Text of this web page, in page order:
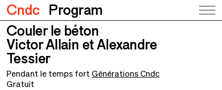
Cndc Program
Couler le béton
Victor Allain et Alexandre Tessier
Couler le béton
Victor Allain et Alexandre
Tessier
Pendant le temps fort Générations Cndc
Gratuit